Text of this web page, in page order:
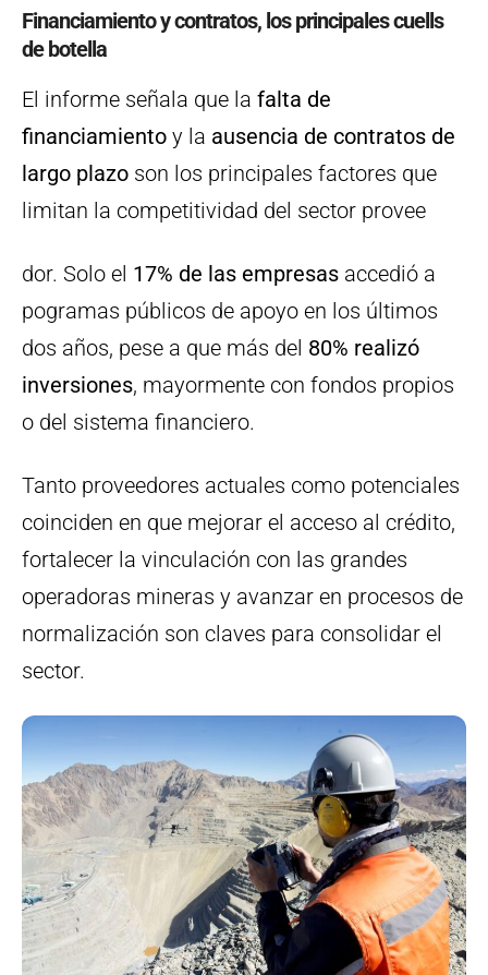
Financiamiento y contratos, los principales cuells
de botella
El informe señala que la falta de
financiamiento y la ausencia de contratos de
largo plazo son los principales factores que
limitan la competitividad del sector provee
dor. Solo el 17% de las empresas accedió a
pogramas públicos de apoyo en los últimos
dos años, pese a que más del 80% realizó
inversiones, mayormente con fondos propios
o del sistema financiero.
Tanto proveedores actuales como potenciales
coinciden en que mejorar el acceso al crédito,
fortalecer la vinculación con las grandes
operadoras mineras y avanzar en procesos de
normalización son claves para consolidar el
sector.